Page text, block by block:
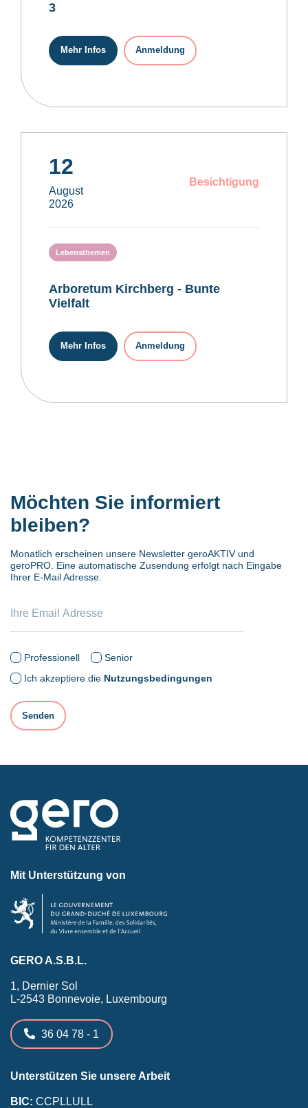
3
Mehr Infos Anmeldung
12
August
2026
Besichtigung
Lebensthemen
Arboretum Kirchberg - Bunte
Vielfalt
Mehr Infos Anmeldung
Möchten Sie informiert
bleiben?
Monatlich erscheinen unsere Newsletter geroAKTIV und
geroPRO. Eine automatische Zusendung erfolgt nach Eingabe
Ihrer E-Mail Adresse.
Professionell
Senior
Ich akzeptiere die Nutzungsbedingungen
Mit Unterstützung von
GERO A.S.B.L.
1, Dernier Sol
L-2543 Bonnevoie, Luxembourg
36 04 78 - 1
Unterstützen Sie unsere Arbeit
BIC: CCPLLULL